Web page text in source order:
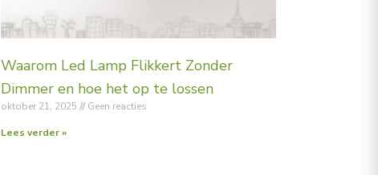
Waarom Led Lamp Flikkert Zonder
Dimmer en hoe het op te lossen
oktober 21, 2025 Geen reacties
Lees verder »